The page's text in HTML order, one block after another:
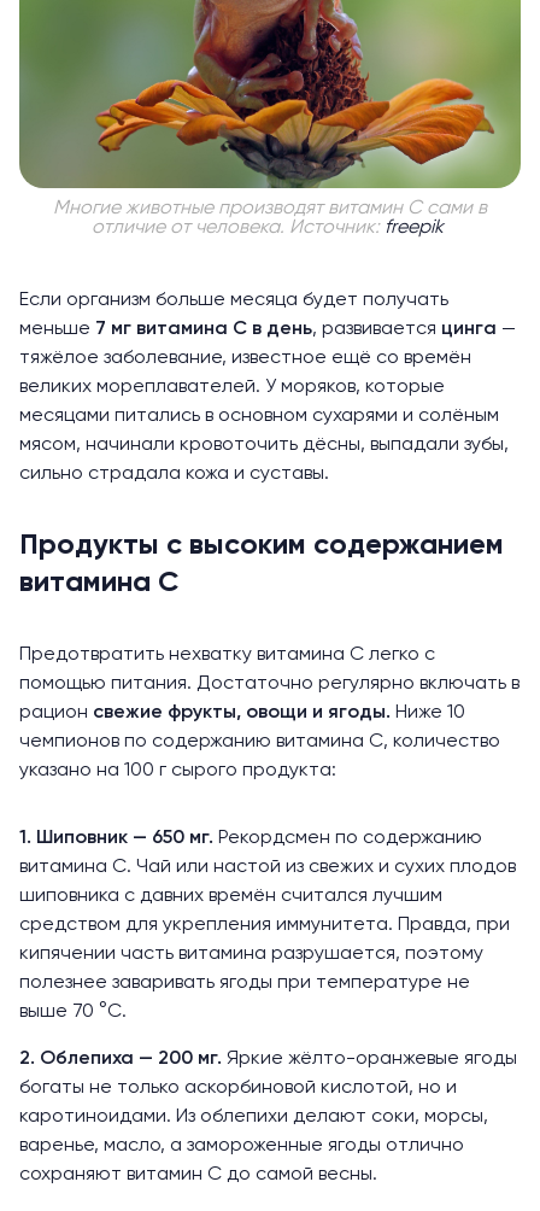
Многие животные производят витамин С сами в
отличие от человека. Источник: freepik
Если организм больше месяца будет получать
меньше 7 мг витамина С в день, развивается цинга —
тяжёлое заболевание, известное ещё со времён
великих мореплавателей. У моряков, которые
месяцами питались в основном сухарями и солёным
мясом, начинали кровоточить дёсны, выпадали зубы,
сильно страдала кожа и суставы.
Продукты с высоким содержанием
витамина С
Предотвратить нехватку витамина С легко с
помощью питания. Достаточно регулярно включать в
рацион свежие фрукты, овощи и ягоды. Ниже 10
чемпионов по содержанию витамина С, количество
указано на 100 г сырого продукта:
1. Шиповник — 650 мг. Рекордсмен по содержанию
витамина С. Чай или настой из свежих и сухих плодов
шиповника с давних времён считался лучшим
средством для укрепления иммунитета. Правда, при
кипячении часть витамина разрушается, поэтому
полезнее заваривать ягоды при температуре не
выше 70 °C.
2. Облепиха — 200 мг. Яркие жёлто-оранжевые ягоды
богаты не только аскорбиновой кислотой, но и
каротиноидами. Из облепихи делают соки, морсы,
варенье, масло, а замороженные ягоды отлично
сохраняют витамин С до самой весны.